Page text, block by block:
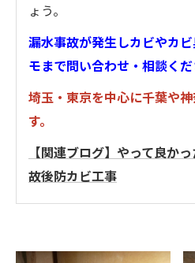
ょう。
漏水事故が発生しカビやカ
モまで問い合わせ・相談くだ
埼玉・東京を中心に千葉や
す。
【関連ブログ】やって良か
故後防カビ工事